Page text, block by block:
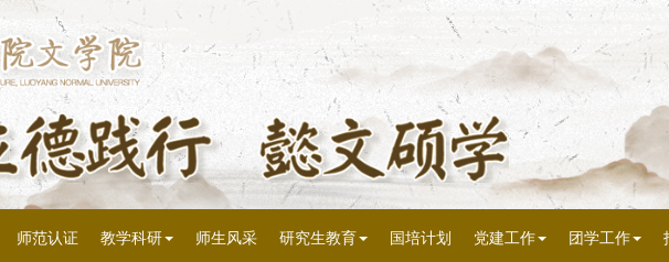
师范认证 教学科研 师生风采 研究生教育 国培计划 党建工作 团学工作